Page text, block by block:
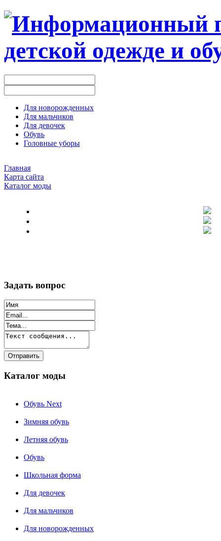
Для новорожденных
Для мальчиков
Для девочек
Обувь
Головные уборы
Главная
Карта сайта
Каталог моды
Задать вопрос
Каталог моды
Обувь Next
Зимняя обувь
Летняя обувь
Обувь
Школьная форма
Для девочек
Для мальчиков
Для новорожденных